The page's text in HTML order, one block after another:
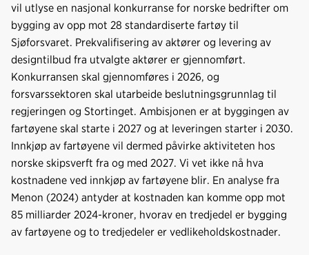
vil utlyse en nasjonal konkurranse for norske bedrifter om
bygging av opp mot 28 standardiserte fartøy til
Sjøforsvaret. Prekvalifisering av aktører og levering av
designtilbud fra utvalgte aktører er gjennomført.
Konkurransen skal gjennomføres i 2026, og
forsvarssektoren skal utarbeide beslutningsgrunnlag til
regjeringen og Stortinget. Ambisjonen er at byggingen av
fartøyene skal starte i 2027 og at leveringen starter i 2030.
Innkjøp av fartøyene vil dermed påvirke aktiviteten hos
norske skipsverft fra og med 2027. Vi vet ikke nå hva
kostnadene ved innkjøp av fartøyene blir. En analyse fra
Menon (2024) antyder at kostnaden kan komme opp mot
85 milliarder 2024-kroner, hvorav en tredjedel er bygging
av fartøyene og to tredjedeler er vedlikeholdskostnader.